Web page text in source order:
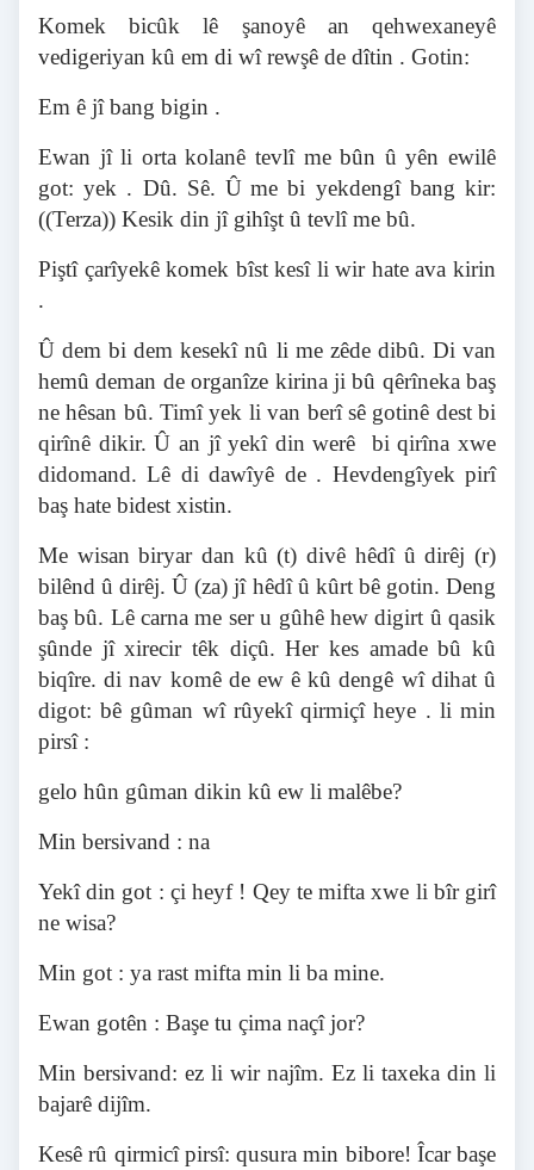
Komek bicûk lê şanoyê an qehwexaneyê
vedigeriyan kû em di wî rewşê de dîtin . Gotin:
Em ê jî bang bigin .
Ewan jî li orta kolanê tevlî me bûn û yên ewilê
got: yek . Dû. Sê. Û me bi yekdengî bang kir:
((Terza)) Kesik din jî gihîşt û tevlî me bû.
Piştî çarîyekê komek bîst kesî li wir hate ava kirin
.
Û dem bi dem kesekî nû li me zêde dibû. Di van
hemû deman de organîze kirina ji bû qêrîneka baş
ne hêsan bû. Timî yek li van berî sê gotinê dest bi
qirînê dikir. Û an jî yekî din werê bi qirîna xwe
didomand. Lê di dawîyê de . Hevdengîyek pirî
baş hate bidest xistin.
Me wisan biryar dan kû (t) divê hêdî û dirêj (r)
bilênd û dirêj. Û (za) jî hêdî û kûrt bê gotin. Deng
baş bû. Lê carna me ser u gûhê hew digirt û qasik
şûnde jî xirecir têk diçû. Her kes amade bû kû
biqîre. di nav komê de ew ê kû dengê wî dihat û
digot: bê gûman wî rûyekî qirmiçî heye . li min
pirsî :
gelo hûn gûman dikin kû ew li malêbe?
Min bersivand : na
Yekî din got : çi heyf ! Qey te mifta xwe li bîr girî
ne wisa?
Min got : ya rast mifta min li ba mine.
Ewan gotên : Başe tu çima naçî jor?
Min bersivand: ez li wir najîm. Ez li taxeka din li
bajarê dijîm.
Kesê rû qirmicî pirsî: qusura min bibore! Îcar başe